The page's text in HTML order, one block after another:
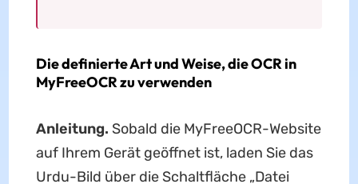
Die definierte Art und Weise, die OCR in
MyFreeOCR zu verwenden
Anleitung. Sobald die MyFreeOCR-Website
auf Ihrem Gerät geöffnet ist, laden Sie das
Urdu-Bild über die Schaltfläche „Datei